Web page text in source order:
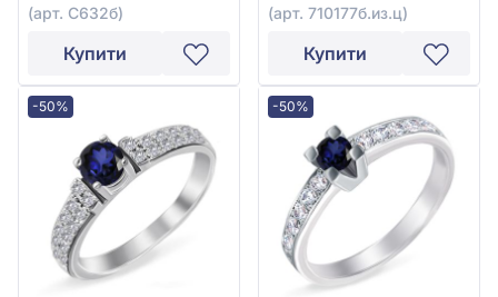
(арт. С632б)
Купити
(арт. 710177б.из.ц)
Купити
-50% -50%